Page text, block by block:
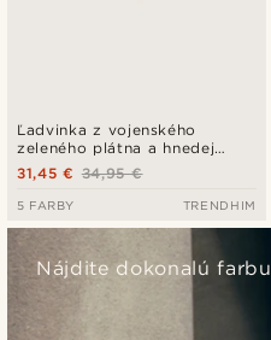
Ľadvinka z vojenského
zeleného plátna a hnedej
kože
34,95 €
31,45 €
5 FARBY TRENDHIM
Nájdite dokonalú farbu